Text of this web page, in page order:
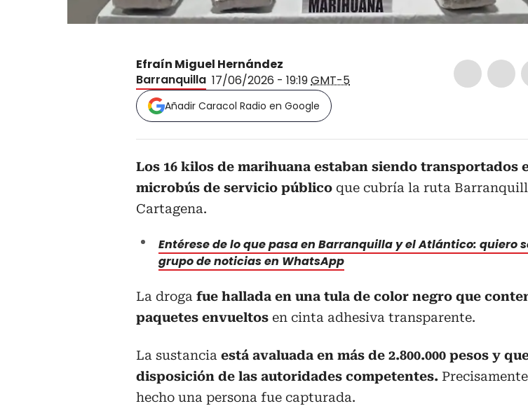
Efraín Miguel Hernández
Barranquilla 17/06/2026 - 19:19GMT-5
Añadir Caracol Radio en Google
Los 16 kilos de marihuana estaban siendo transportados
microbús de servicio público que cubría la ruta
Cartagena.
Entérese de lo que pasa en Barranquilla y el Atlántico: quiero
grupo de noticias en WhatsApp
La droga fue hallada en una tula de color negro que
paquetes envueltos en cinta adhesiva transparente.
La sustancia está avaluada en más de 2.800.000 pesos y
disposición de las autoridades competentes.
hecho una persona fue capturada.